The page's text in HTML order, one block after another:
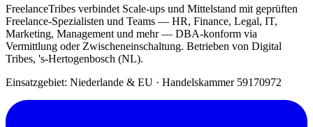
FreelanceTribes verbindet Scale-ups und Mittelstand mit geprüften
Freelance-Spezialisten und Teams — HR, Finance, Legal, IT,
Marketing, Management und mehr — DBA-konform via
Vermittlung oder Zwischeneinschaltung. Betrieben von Digital
Tribes, 's-Hertogenbosch (NL).
Einsatzgebiet: Niederlande & EU · Handelskammer 59170972